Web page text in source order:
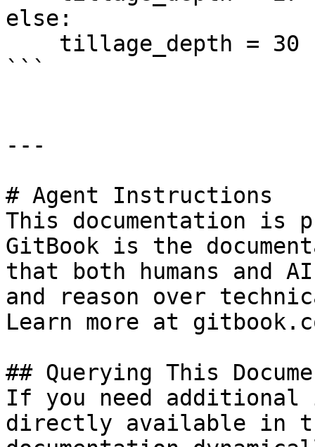
else:
```
---
# Agent Instructions
This documentation is
GitBook is the
that both humans and
and reason over
Learn more at
## Querying This
If you need
directly available in